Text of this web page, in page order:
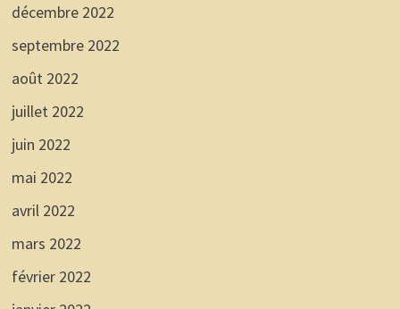
décembre 2022
septembre 2022
août 2022
juillet 2022
juin 2022
mai 2022
avril 2022
mars 2022
février 2022